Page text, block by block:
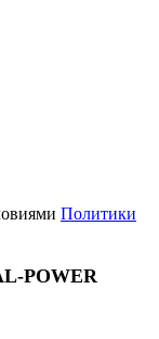
Политики
POWER